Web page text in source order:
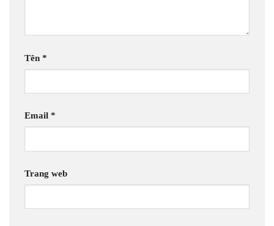
Tên *
Email *
Trang web